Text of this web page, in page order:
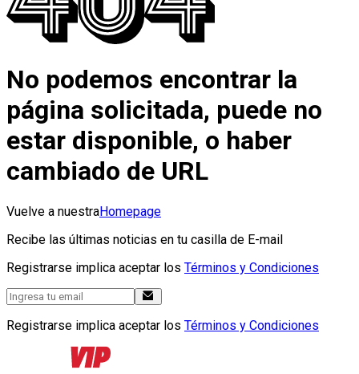
No podemos encontrar la
página solicitada, puede no
estar disponible, o haber
cambiado de URL
Vuelve a nuestraHomepage
Recibe las últimas noticias en tu casilla de E-mail
Registrarse implica aceptar los Términos y Condiciones
Registrarse implica aceptar los Términos y Condiciones